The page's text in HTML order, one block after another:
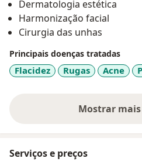
Dermatologia estética
Harmonização facial
Cirurgia das unhas
Principais doenças tratadas
Flacidez Rugas Acne
Mostrar
Serviços e preços